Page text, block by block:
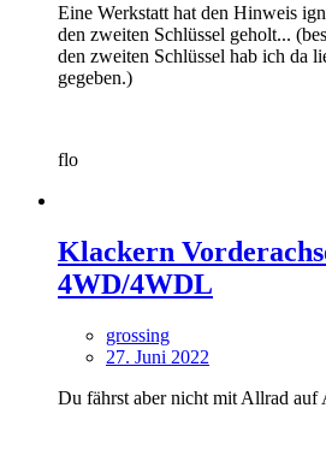
Eine Werkstatt hat den Hinweis
den zweiten Schlüssel geholt...
den zweiten Schlüssel hab ich da
gegeben.)
flo
Klackern
4WD/4WDL
grossing
27. Juni 2022
Du fährst aber nicht mit Allrad auf